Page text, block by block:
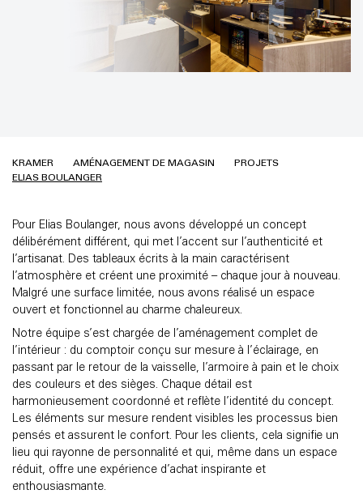
KRAMER AMÉNAGEMENT DE MAGASIN
PROJETS
ELIAS BOULANGER
Pour Elias Boulanger, nous avons développé un concept
délibérément différent, qui met l’accent sur l’authenticité et
l’artisanat. Des tableaux écrits à la main caractérisent
l’atmosphère et créent une proximité – chaque jour à nouveau.
Malgré une surface limitée, nous avons réalisé un espace
ouvert et fonctionnel au charme chaleureux.
Notre équipe s’est chargée de l’aménagement complet de
l’intérieur : du comptoir conçu sur mesure à l’éclairage, en
passant par le retour de la vaisselle, l’armoire à pain et le choix
des couleurs et des sièges. Chaque détail est
harmonieusement coordonné et reflète l’identité du concept.
Les éléments sur mesure rendent visibles les processus bien
pensés et assurent le confort. Pour les clients, cela signifie un
lieu qui rayonne de personnalité et qui, même dans un espace
réduit, offre une expérience d’achat inspirante et
enthousiasmante.